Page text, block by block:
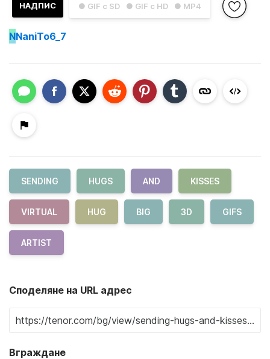
● GIF с SD ● GIF с HD ● MP4
НАДПИС
NNaniTo6_7
SENDING HUGS AND KISSES
VIRTUAL HUG BIG 3D GIFS
ARTIST
Споделяне на URL адрес
Вграждане